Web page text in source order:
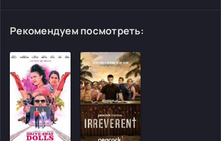
Рекомендуем посмотреть: